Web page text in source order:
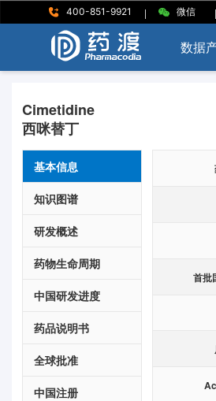
400-851-9921 | 微信 |
数据
Cimetidine
西咪替丁
基本信息
知识图谱
研发概述
药物生命周期
中国研发进度
药品说明书
全球批准
中国注册
首批